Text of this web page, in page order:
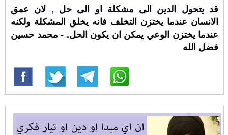
قد يتحول الدين الى مشكلة او الى حل , لان عمق
الانسان عندما يختزن التخلف فانه يخلق المشكلة ولكنه
عندما يختزن الوعي يمكن ان يكون الحل. - محمد حسين
فضل الله